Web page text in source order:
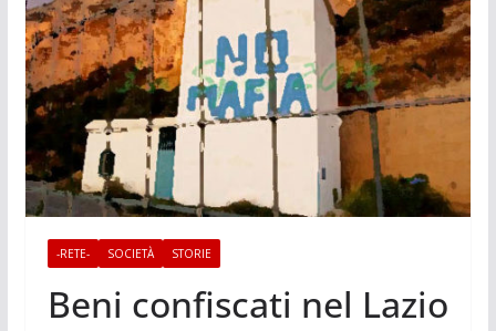
-RETE- SOCIETÀ STORIE
Beni confiscati nel Lazio